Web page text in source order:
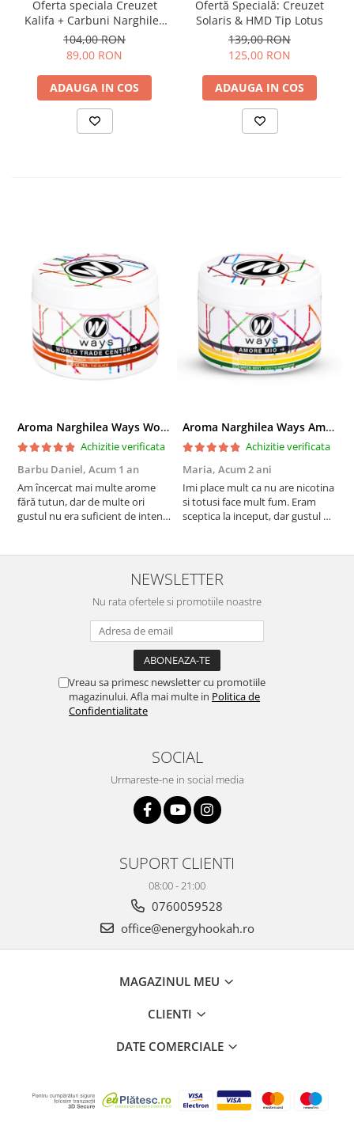
Oferta speciala Creuzet
Kalifa + Carbuni Narghilea
Coco Boss 25
104,00 RON
89,00 RON
ADAUGA IN COS
Ofertă Specială: Creuzet
Solaris & HMD Tip Lotus
139,00 RON
125,00 RON
ADAUGA IN COS
Aroma Narghilea Ways World Trade Center - Piersica cu Ice Tea, 200gr
Achizitie verificata
Barbu Daniel, Acum 1 an
Am încercat mai multe arome
fără tutun, dar de multe ori
gustul nu era suficient de intens.
pe toată durata sesiunii. Chiar
dacă nu conține tutun, senzația
Aroma Narghilea Ways Amore - Banana, Ananas si Menta, 200gr
Achizitie verificata
Maria, Acum 2 ani
Imi place mult ca nu are nicotina
si totusi face mult fum. Eram
sceptica la inceput, dar gustul de
ramane miros neplacut in
camera de tutun sau tigara.
NEWSLETTER
Nu rata ofertele si promotiile noastre
Vreau sa primesc newsletter cu promotiile
magazinului. Afla mai multe in Politica de
Confidentialitate
SOCIAL
Urmareste-ne in social media
SUPORT CLIENTI
08:00 - 21:00
0760059528
office@energyhookah.ro
MAGAZINUL MEU
CLIENTI
DATE COMERCIALE